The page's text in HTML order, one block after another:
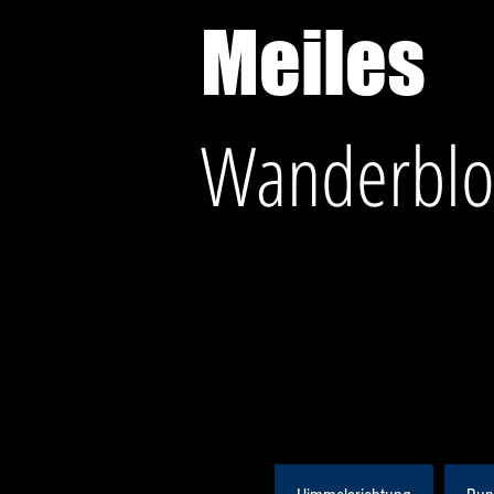
Meiles